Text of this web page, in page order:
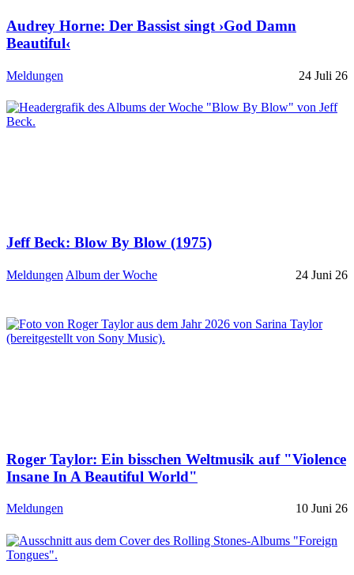
Audrey Horne: Der Bassist singt ›God Damn
Beautiful‹
Meldungen 24 Juli 26
Jeff Beck: Blow By Blow (1975)
Meldungen Album der Woche 24 Juni 26
Roger Taylor: Ein bisschen Weltmusik auf "Violence
Insane In A Beautiful World"
Meldungen 10 Juni 26